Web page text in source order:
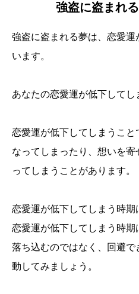
強盗に盗まれ
強盗に盗まれる夢は、恋愛
います。
あなたの恋愛運が低下してし
恋愛運が低下してしまうこ
なってしまったり、想いを
ってしまうことがあります。
恋愛運が低下してしまう時期
恋愛運が低下してしまう時
落ち込むのではなく、回避
動してみましょう。